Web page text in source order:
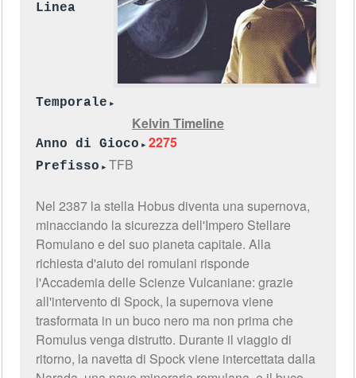
Linea
Temporale
Kelvin Timeline
Anno di Gioco 2275
Prefisso TFB
Nel 2387 la stella Hobus diventa una supernova,
minacciando la sicurezza dell'Impero Stellare
Romulano e del suo pianeta capitale. Alla
richiesta d'aiuto dei romulani risponde
l'Accademia delle Scienze Vulcaniane: grazie
all'intervento di Spock, la supernova viene
trasformata in un buco nero ma non prima che
Romulus venga distrutto. Durante il viaggio di
ritorno, la navetta di Spock viene intercettata dalla